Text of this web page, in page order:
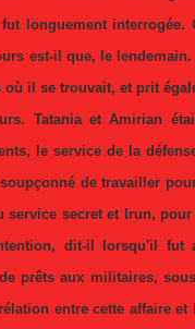
longuement
est-il que, le
où il se trouvait, et prit
Tatania et Amirian
le service de la
de travailler
service secret et Irun,
dit-il lorsqu'il fut
prêts aux militaires,
entre cette affaire